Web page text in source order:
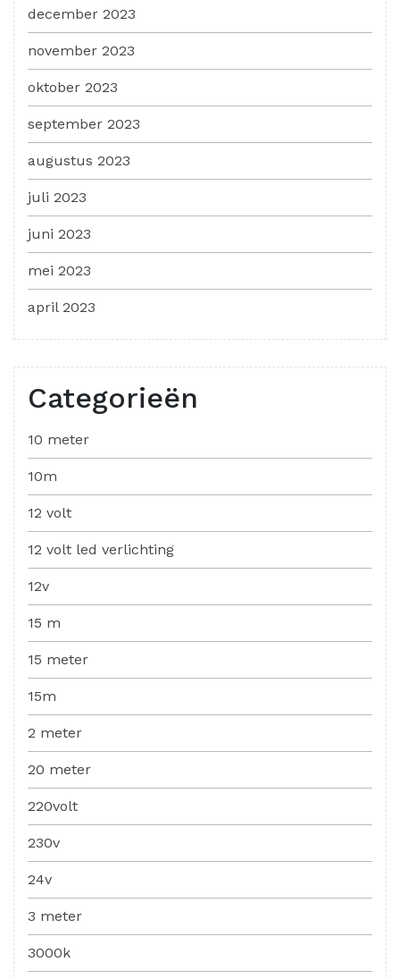
december 2023
november 2023
oktober 2023
september 2023
augustus 2023
juli 2023
juni 2023
mei 2023
april 2023
Categorieën
10 meter
10m
12 volt
12 volt led verlichting
12v
15 m
15 meter
15m
2 meter
20 meter
220volt
230v
24v
3 meter
3000k